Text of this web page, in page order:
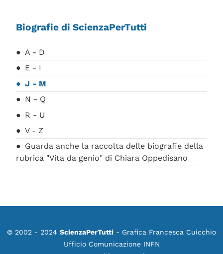
Biografie di ScienzaPerTutti
A - D
E - I
J - M
N - Q
R - U
V - Z
Guarda anche la raccolta delle biografie della
rubrica "Vita da genio" di Chiara Oppedisano
© 2002 - 2024 ScienzaPerTutti - Grafica Francesca Cuicchio
Ufficio Comunicazione INFN